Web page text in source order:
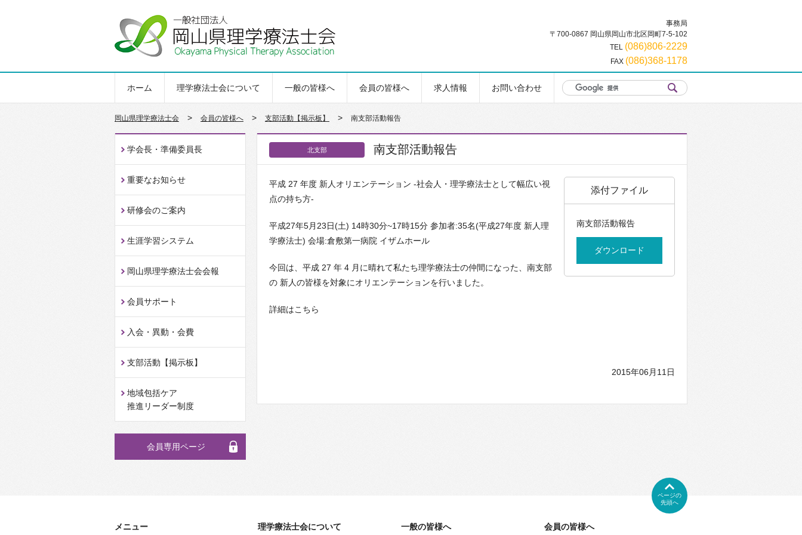
事務局
〒700-0867 岡山県岡山市北区岡町7-5-102
TEL (086)806-2229
FAX (086)368-1178
ホーム 理学療法士会について 一般の皆様へ 会員の皆様へ 求人情報 お問い合わせ
岡山県理学療法士会 > 会員の皆様へ > 支部活動【掲示板】 > 南支部活動報告
学会長・準備委員長
重要なお知らせ
研修会のご案内
生涯学習システム
岡山県理学療法士会会報
会員サポート
入会・異動・会費
支部活動【掲示板】
地域包括ケア
推進リーダー制度
会員専用ページ
北支部 南支部活動報告
添付ファイル
南支部活動報告
ダウンロード
平成 27 年度 新人オリエンテーション -社会人・理学療法士として幅広い視
点の持ち方-
平成27年5月23日(土) 14時30分~17時15分 参加者:35名(平成27年度 新人理
学療法士) 会場:倉敷第一病院 イザムホール
今回は、平成 27 年 4 月に晴れて私たち理学療法士の仲間になった、南支部
の 新人の皆様を対象にオリエンテーションを行いました。
詳細はこちら
2015年06月11日
ページの
先頭へ
メニュー 理学療法士会について 一般の皆様へ 会員の皆様へ